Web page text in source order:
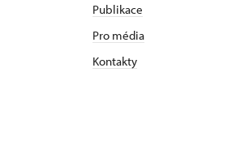
Publikace
Pro média
Kontakty